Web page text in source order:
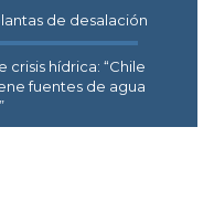
de desalación
crisis hídrica: “Chile
fuentes de agua